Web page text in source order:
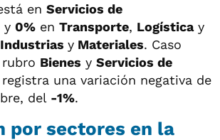
en Servicios de
y 0% en Transporte, Logísticay
Industrias y Materiales. Caso
Bienes y Servicios de
una variación negativa de
del -1%.
por sectores en la